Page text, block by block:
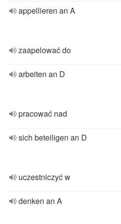
appellieren an A
zaapelować do
arbeiten an D
pracować nad
sich beteiligen an D
uczestniczyć w
denken an A